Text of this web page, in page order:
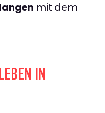
mit dem
IN